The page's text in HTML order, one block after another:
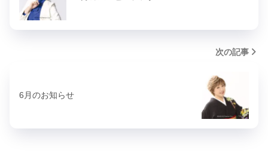
次の記事
6月のお知らせ